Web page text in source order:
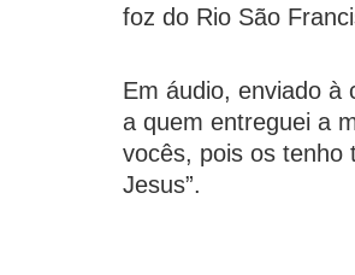
foz do Rio São
Em áudio, enviado à
a quem entreguei a
vocês, pois os tenho
Jesus”.